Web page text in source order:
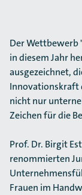
Der Wettbewerb
in diesem Jahr
ausgezeichnet,
Innovationskraft
nicht nur
Zeichen für die
Prof. Dr. Birgit
renommierten
Frauen im